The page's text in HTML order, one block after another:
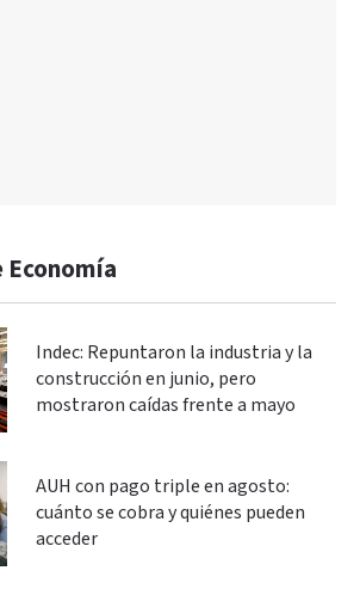
Economía
Indec: Repuntaron la industria y la
construcción en junio, pero
mostraron caídas frente a mayo
AUH con pago triple en agosto:
cuánto se cobra y quiénes pueden
acceder